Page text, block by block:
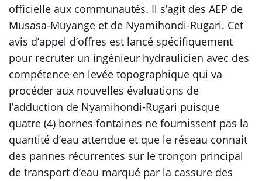
officielle aux communautés. Il s’agit des AEP de
Musasa-Muyange et de Nyamihondi-Rugari. Cet
avis d’appel d’offres est lancé spécifiquement
pour recruter un ingénieur hydraulicien avec des
compétence en levée topographique qui va
procéder aux nouvelles évaluations de
l’adduction de Nyamihondi-Rugari puisque
quatre (4) bornes fontaines ne fournissent pas la
quantité d’eau attendue et que le réseau connait
des pannes récurrentes sur le tronçon principal
de transport d’eau marqué par la cassure des